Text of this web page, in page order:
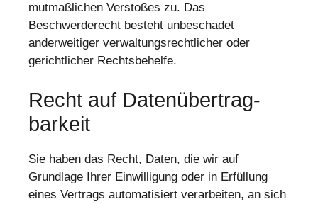
mutmaßlichen Verstoßes zu. Das
Beschwerderecht besteht unbeschadet
anderweitiger verwaltungsrechtlicher oder
gerichtlicher Rechtsbehelfe.
Recht auf Daten­übertrag­
barkeit
Sie haben das Recht, Daten, die wir auf
Grundlage Ihrer Einwilligung oder in Erfüllung
eines Vertrags automatisiert verarbeiten, an sich